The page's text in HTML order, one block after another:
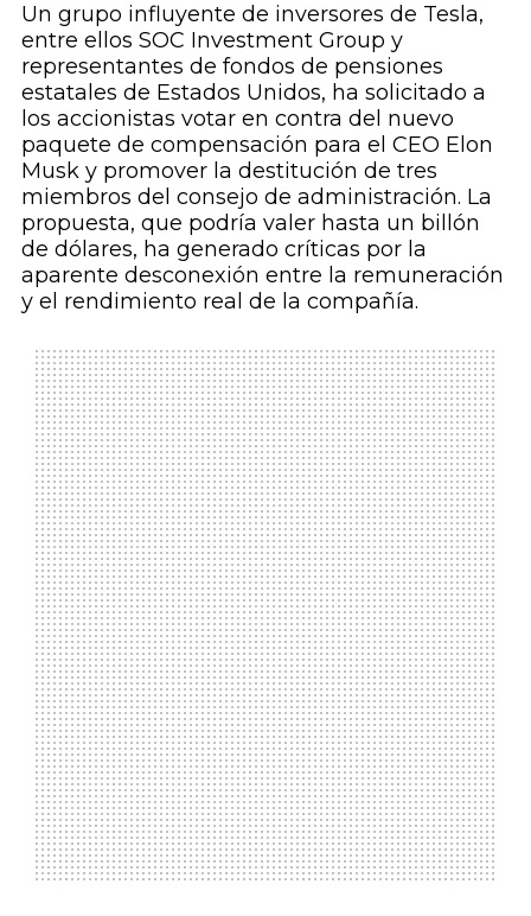
Un grupo influyente de inversores de Tesla,
entre ellos SOC Investment Group y
representantes de fondos de pensiones
estatales de Estados Unidos, ha solicitado a
los accionistas votar en contra del nuevo
paquete de compensación para el CEO Elon
Musk y promover la destitución de tres
miembros del consejo de administración. La
propuesta, que podría valer hasta un billón
de dólares, ha generado críticas por la
aparente desconexión entre la remuneración
y el rendimiento real de la compañía.